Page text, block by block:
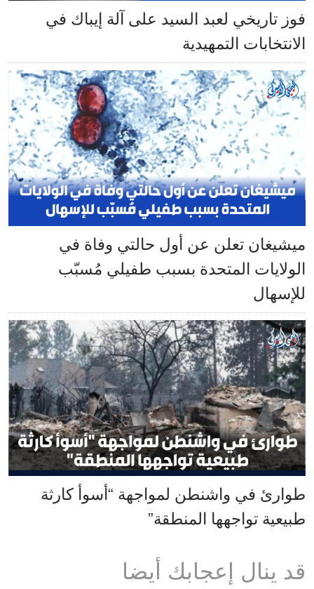
فوز تاريخي لعبد السيد على آلة إيباك في
الانتخابات التمهيدية
ميشيغان تعلن عن أول حالتي وفاة في
الولايات المتحدة بسبب طفيلي مُسبّب
للإسهال
طوارئ في واشنطن لمواجهة “أسوأ كارثة
طبيعية تواجهها المنطقة”
قد ينال إعجابك أيضا